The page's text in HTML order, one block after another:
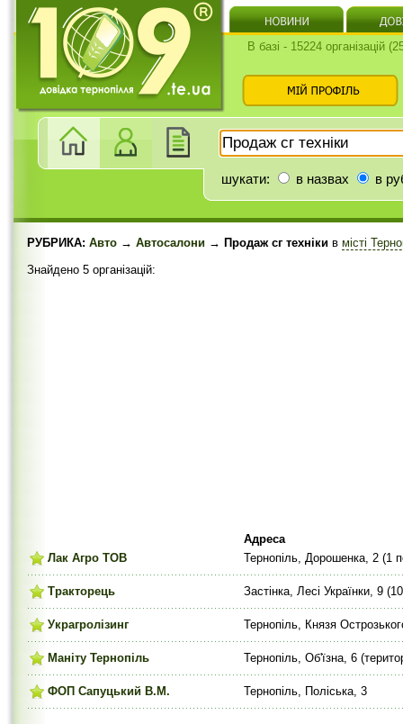
В базі - 15224 організацій
шукати: в назвах в
РУБРИКА: Авто → Автосалони → Продаж сг техніки в місті
Знайдено 5 організацій:
Адреса
Лак Агро ТОВ
Тернопіль, Дорошенка, 2 (1
Тракторець Застінка, Лесі Українки, 9
Украгролізинг Тернопіль, Князя
Маніту Тернопіль Тернопіль, Об'їзна, 6
ФОП Сапуцький В.М. Тернопіль, Поліська, 3